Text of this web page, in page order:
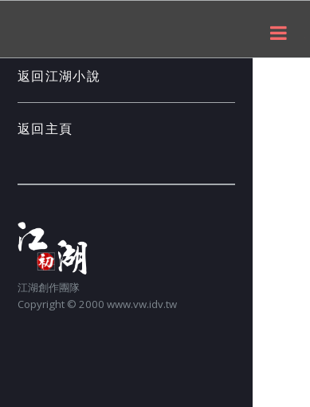
返回江湖小說
返回主頁
江湖創作團隊
Copyright © 2000 www.vw.idv.tw